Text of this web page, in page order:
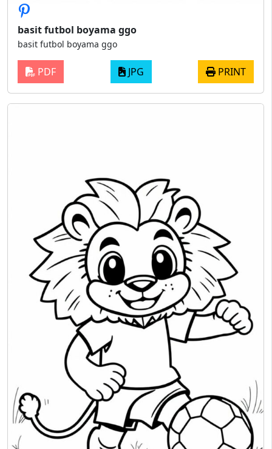
basit futbol boyama ggo
basit futbol boyama ggo
PDF JPG PRINT